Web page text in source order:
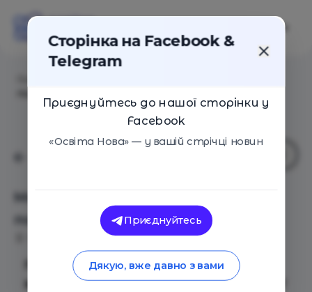
Мастер-класс по макияжу для
подростков
19 Травня 2019 1939
ПРАКТИЧЕСКИЙ МАСТЕР-КЛАСС ПО
МАКИЯЖУ ДЛЯ ДЕВОЧЕК ОТ 12 ДО 16 ЛЕТ
Сторінка на Facebook &
Telegram
Приєднуйтесь до нашої сторінки у
Facebook
«Освіта Нова» — у вашій стрічці новин
Приєднуйтесь
Дякую, вже давно з вами